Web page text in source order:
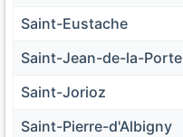
Saint-Eustache
Saint-Jean-de-la-Porte
Saint-Jorioz
Saint-Pierre-d'Albigny